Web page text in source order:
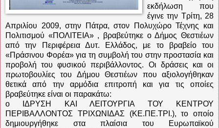
εκδήλωση που
έγινε την Τρίτη, 28
Απριλίου 2009, στην Πάτρα, στον Πολυχώρο Τέχνης και
Πολιτισμού «ΠΟΛΙΤΕΙΑ» , βραβεύτηκε ο Δήμος Θεστιέων
από την Περιφέρεια Δυτ. Ελλάδος, με το βραβείο του
«Πράσινου Φορέα» για τη συμβολή του στην προστασία και
προβολή του φυσικού περιβάλλοντος. Οι δράσεις και οι
πρωτοβουλίες του Δήμου Θεστιέων που αξιολογήθηκαν
θετικά από την αρμόδια επιτροπή και για τις οποίες
βραβεύτηκε είναι οι παρακάτω:
o ΙΔΡΥΣΗ ΚΑΙ ΛΕΙΤΟΥΡΓΙΑ ΤΟΥ ΚΕΝΤΡΟΥ
ΠΕΡΙΒΑΛΛΟΝΤΟΣ ΤΡΙΧΩΝΙΔΑΣ (ΚΕ.ΠΕ.ΤΡΙ.), το οποίο
δημιουργήθηκε στα πλαίσια του Ευρωπαϊκού